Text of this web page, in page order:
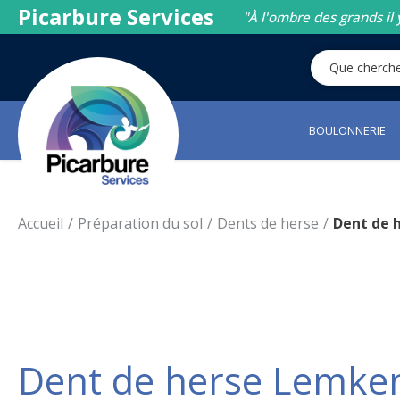
Picarbure Services "À l'ombre des grands
BOULONNERIE
Accueil Préparation du sol Dents de herse Dent de
Dent de herse